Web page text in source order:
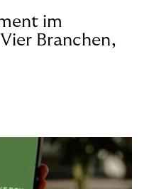
im
Branchen,